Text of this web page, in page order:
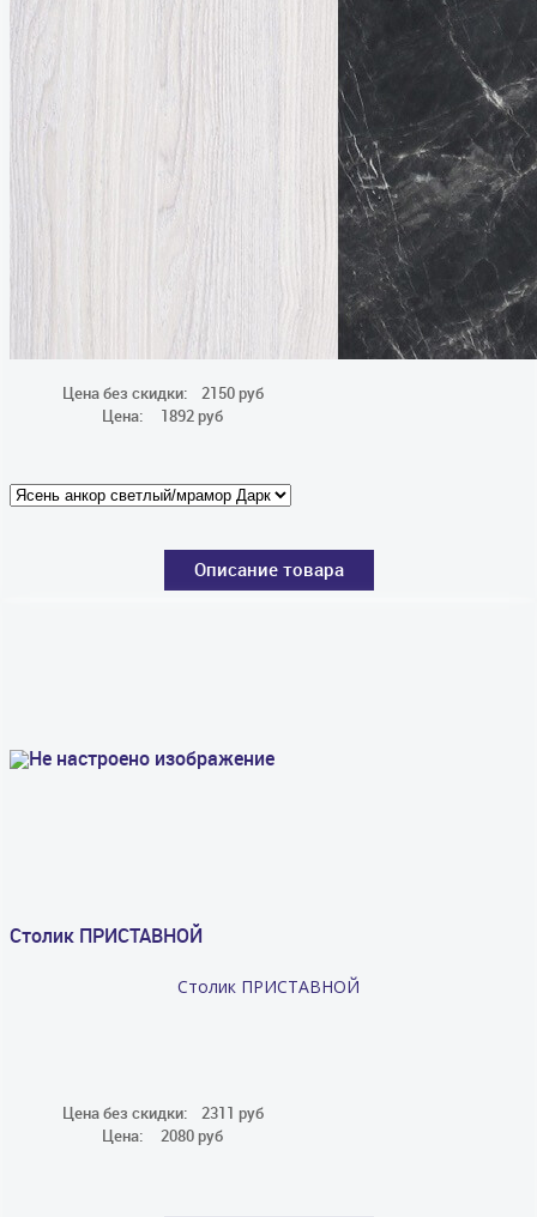
Цена без скидки:
2150 руб
Цена:
1892 руб
Описание товара
Столик ПРИСТАВНОЙ
Столик ПРИСТАВНОЙ
Цена без скидки:
2311 руб
Цена:
2080 руб